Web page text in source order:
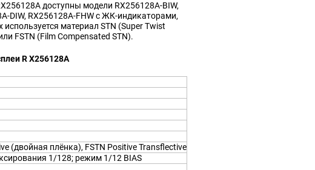
доступны модели RX256128A-BIW,
DIW, RX256128A-FHW с ЖК-индикаторами,
используется материал STN (Super Twist
FSTN (Film Compensated STN).
R X256128A
(двойная плёнка), FSTN Positive Transflective
1/128; режим 1/12 BIAS